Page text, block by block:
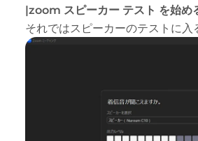
|zoom スピーカー テスト を始め
それではスピーカーのテストに入